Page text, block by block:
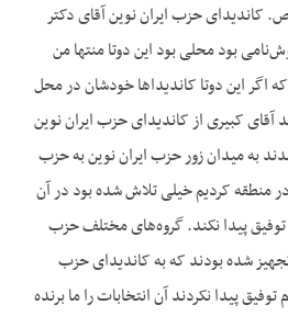
کاندیدای حزب ایران نوین آقای دکتر
بود محلی بود این دوتا منتها من
اگر این دوتا کاندیداها خودشان در محل
آقای کبیری از کاندیدای حزب ایران نوین
به میدان زور حزب ایران نوین به حزب
منطقه کردیم خیلی تلاش شده بود در آن
توفیق پیدا نکند. گروه‌های مختلف حزب
شده بودند که به کاندیدای حزب
پیدا نکردند آن انتخابات را ما برنده